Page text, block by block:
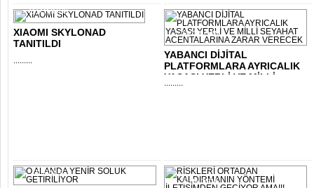
XIAOMI SKYLONAD
TANITILDI
.........
OTOMOBİL
YABANCI DİJİTAL
PLATFORMLARA AYRICALIK
YASASI YERLİ VE MİLLİ..
.........
EKONOMİ
FİNANS
GÜNDEM